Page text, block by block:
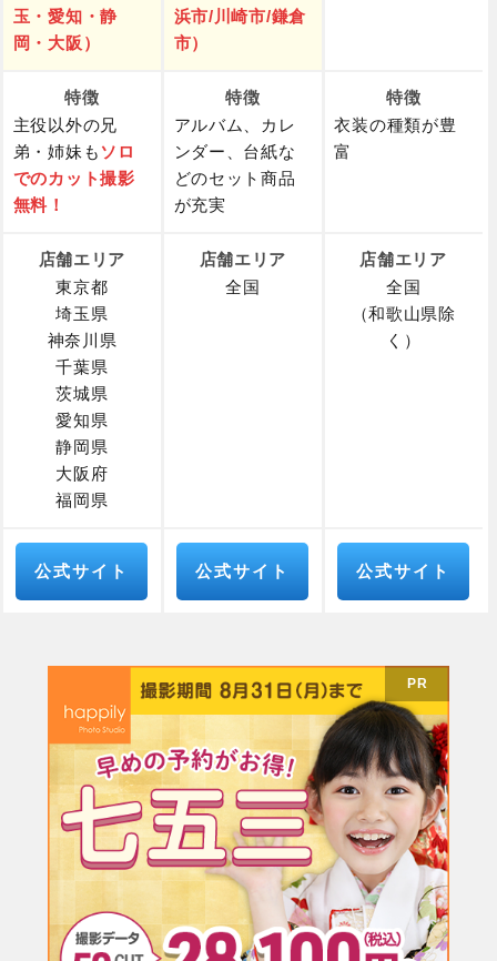
玉・愛知・静
岡・大阪）
浜市/川崎市/鎌倉
市）
特徴
主役以外の兄
弟・姉妹も ソロ
でのカット撮影
無料！
特徴
アルバム、カレ
ンダー、台紙な
どのセット商品
が充実
特徴
衣装の種類が豊
富
店舗エリア
東京都
埼玉県
神奈川県
千葉県
茨城県
愛知県
静岡県
大阪府
福岡県
店舗エリア
全国
店舗エリア
全国
（和歌山県除
く）
公式サイト 公式サイト 公式サイト
PR